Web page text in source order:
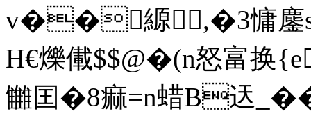
v��縓,�3慵鏖
H€爍儎$$@�(n怒富
雦囯�8痲=n蜡B迗